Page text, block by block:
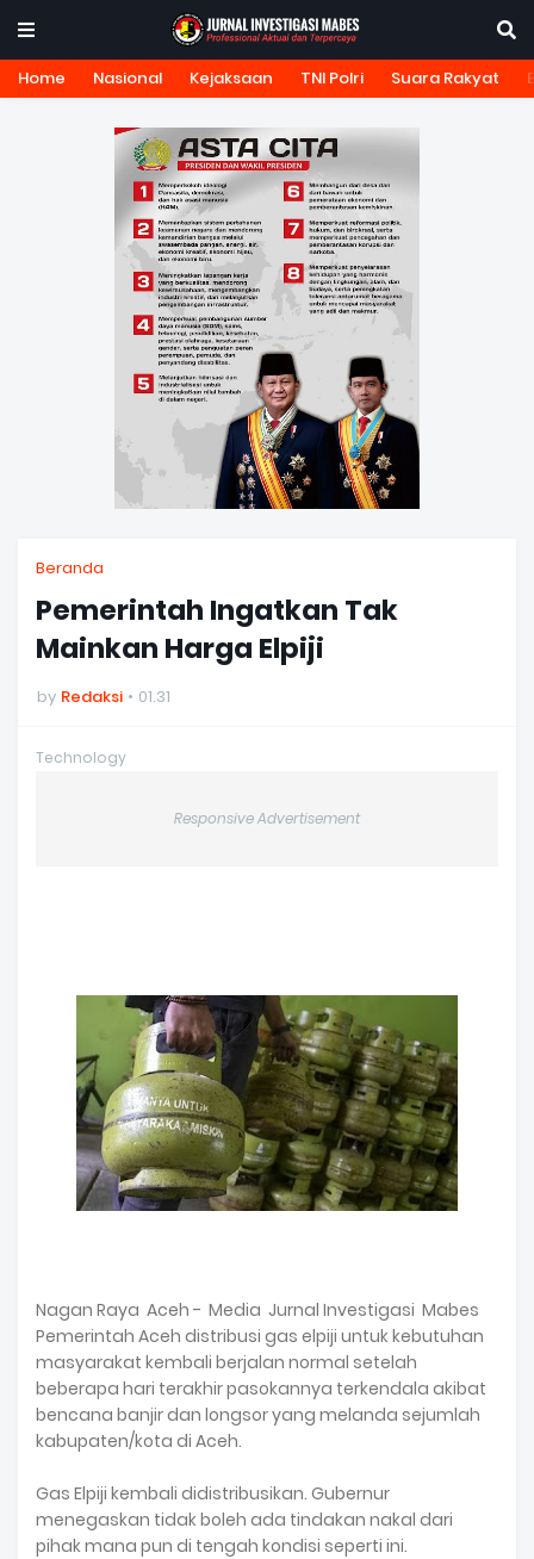
Home Nasional Kejaksaan TNI Polri Suara Rakyat
Beranda
Pemerintah Ingatkan Tak
Mainkan Harga Elpiji
by Redaksi 01.31
Technology
Responsive Advertisement
Nagan Raya Aceh - Media Jurnal Investigasi Mabes
Pemerintah Aceh distribusi gas elpiji untuk kebutuhan
masyarakat kembali berjalan normal setelah
beberapa hari terakhir pasokannya terkendala akibat
bencana banjir dan longsor yang melanda sejumlah
kabupaten/kota di Aceh.
Gas Elpiji kembali didistribusikan. Gubernur
menegaskan tidak boleh ada tindakan nakal dari
pihak mana pun di tengah kondisi seperti ini.